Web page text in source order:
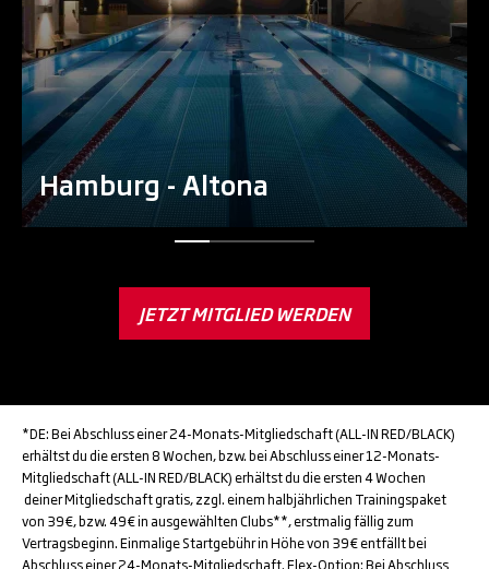
Hamburg - Altona
JETZT MITGLIED WERDEN
*DE: Bei Abschluss einer 24-Monats-Mitgliedschaft (ALL-IN RED/BLACK)
erhältst du die ersten 8 Wochen, bzw. bei Abschluss einer 12-Monats-
Mitgliedschaft (ALL-IN RED/BLACK) erhältst du die ersten 4 Wochen
deiner Mitgliedschaft gratis, zzgl. einem halbjährlichen Trainingspaket
von 39€, bzw. 49€ in ausgewählten Clubs**, erstmalig fällig zum
Vertragsbeginn. Einmalige Startgebühr in Höhe von 39€ entfällt bei
Abschluss einer 24-Monats-Mitgliedschaft. Flex-Option: Bei Abschluss